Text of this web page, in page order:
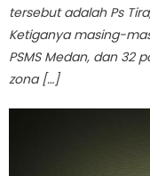
tersebut adalah Ps
Ketiganya masing-
PSMS Medan, dan 32
zona […]